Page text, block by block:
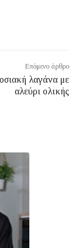
Επόμενο άρθρο
λαγάνα με
αλεύρι ολικής